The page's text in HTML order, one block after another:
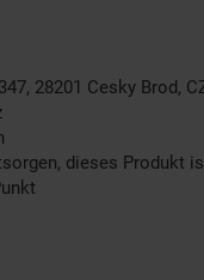
28201 Cesky Brod,
dieses Produkt